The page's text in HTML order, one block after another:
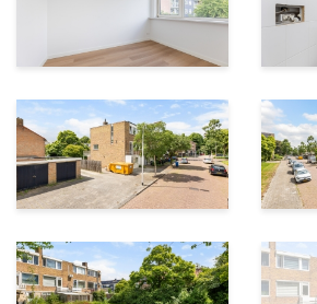
plek om te wandelen, sporten of
drukke dag.
Vereniging van Eigenaars
De Vereniging van Eigenaars is
oprichting. Tijdens een bezichtiging
hier graag uitgebreid over. De
bedraagt circa € 100,- per maand.
Kortom
Ben jij starter op de woningmarkt